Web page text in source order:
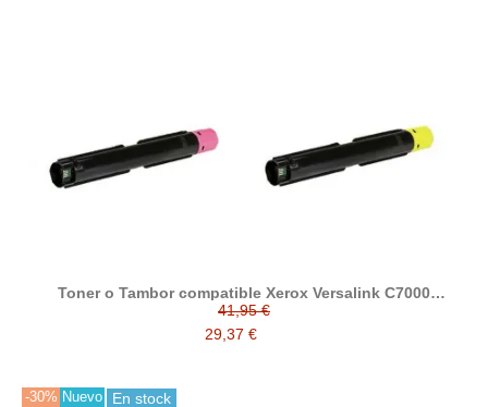
Toner o Tambor compatible Xerox Versalink C7000
106R03757 106R03760 106R03759 106R03758 113R00782
41,95 €
29,37 €
-30% Nuevo En stock